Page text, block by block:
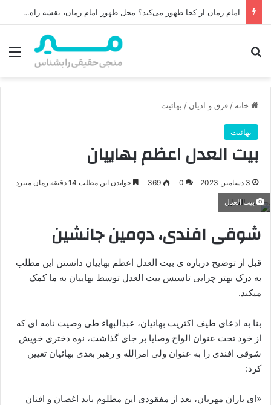
امام زمان از کجا ظهور می‌کند؟ محل ظهور امام زمان، نقشه راه ظهور از مکه تا پایتختی کوفه
خانه /فرق و ادیان / بهائیت
بهائیت
بیت العدل اعظم بهاییان
3 دسامبر, 2023 0
369 خواندن این مطلب 14 دقیقه زمان میبرد
بیت العدل
شوقی افندی، دومین جانشین
قبل از توضیح درباره ی بیت العدل اعظم بهاییان دانستن این مطلب
به درک بهتر چرایی تاسیس بیت العدل توسط بهاییان به ما کمک
میکند.
بنا به ادعای طیف اکثریت بهائیان، عبدالبهاء طی وصیت نامه ای که
از خود تحت عنوان الواح وصایا بر جای گذاشت، نوه دختری خویش
شوقی افندی را به عنوان ولی امرالله و رهبر بعدی بهائیان تعیین
کرد:
«ای یاران مهربان، بعد از مفقودی این مظلوم باید اغصان و افنان